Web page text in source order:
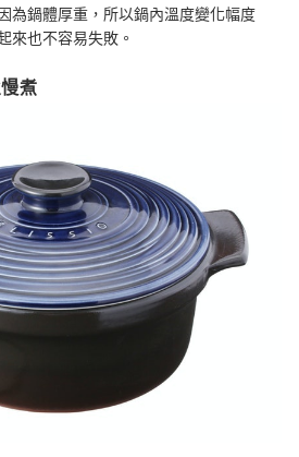
為鍋體厚重，所以鍋內溫度變化幅度
來也不容易失敗。
煮